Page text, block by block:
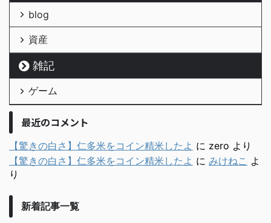
blog
資産
雑記
ゲーム
最近のコメント
【驚きの白さ】仁多米をコイン精米したよ に zero より
【驚きの白さ】仁多米をコイン精米したよ に みけねこ よ
り
新着記事一覧